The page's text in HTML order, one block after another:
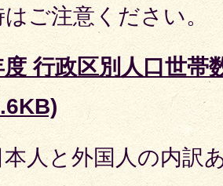
ご注意ください。
行政区別人口世帯
本人と外国人の内訳